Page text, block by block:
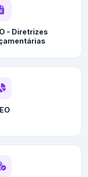
- Diretrizes